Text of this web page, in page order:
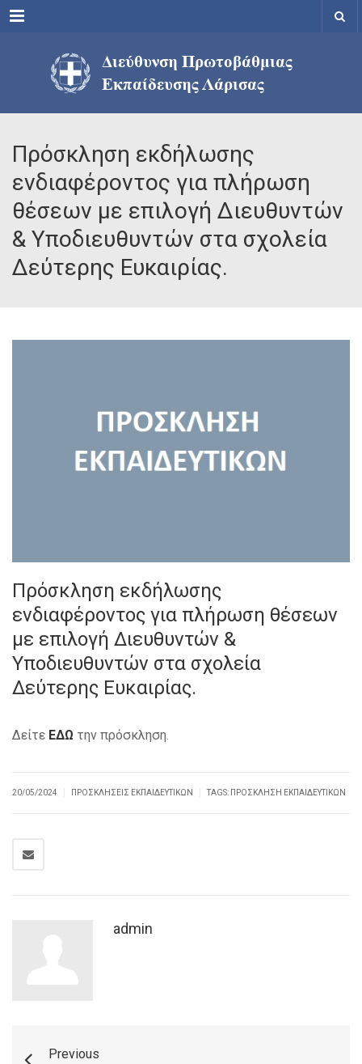
Menu
Πρόσκληση εκδήλωσης
ενδιαφέροντος για πλήρωση
θέσεων με επιλογή Διευθυντών
& Υποδιευθυντών στα σχολεία
Δεύτερης Ευκαιρίας.
Πρόσκληση εκδήλωσης
ενδιαφέροντος για πλήρωση θέσεων
με επιλογή Διευθυντών &
Υποδιευθυντών στα σχολεία
Δεύτερης Ευκαιρίας.
Δείτε ΕΔΩ την πρόσκληση.
20/05/2024 ΠΡΟΣΚΛΗΣΕΙΣ ΕΚΠΑΙΔΕΥΤΙΚΏΝ TAGS: ΠΡΌΣΚΛΗΣΗ ΕΚΠΑΙΔΕΥΤΙΚΏΝ
admin
Previous